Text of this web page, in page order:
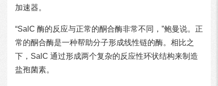
加速器。
“SalC 酶的反应与正常的酮合酶非常不同，”鲍曼说。正
常的酮合酶是一种帮助分子形成线性链的酶。相比之
下，SalC 通过形成两个复杂的反应性环状结构来制造
盐孢菌素。